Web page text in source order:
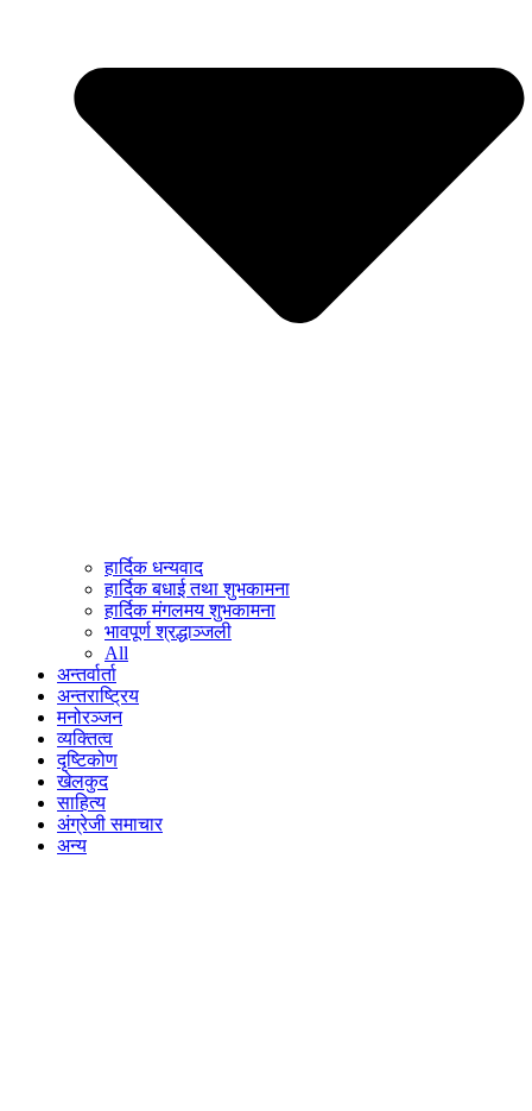
हार्दिक धन्यवाद
हार्दिक बधाई तथा शुभकामना
हार्दिक मंगलमय शुभकामना
भावपूर्ण श्रद्धाञ्जली
All
अन्तर्वार्ता
अन्तराष्ट्रिय
मनोरञ्जन
व्यक्तित्व
दृष्टिकोण
खेलकुद
साहित्य
अंग्रेजी समाचार
अन्य